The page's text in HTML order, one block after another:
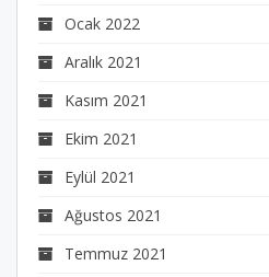
Ocak 2022
Aralık 2021
Kasım 2021
Ekim 2021
Eylül 2021
Ağustos 2021
Temmuz 2021